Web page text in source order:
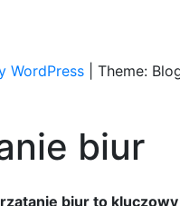
WordPress
Theme:
biur
biur to